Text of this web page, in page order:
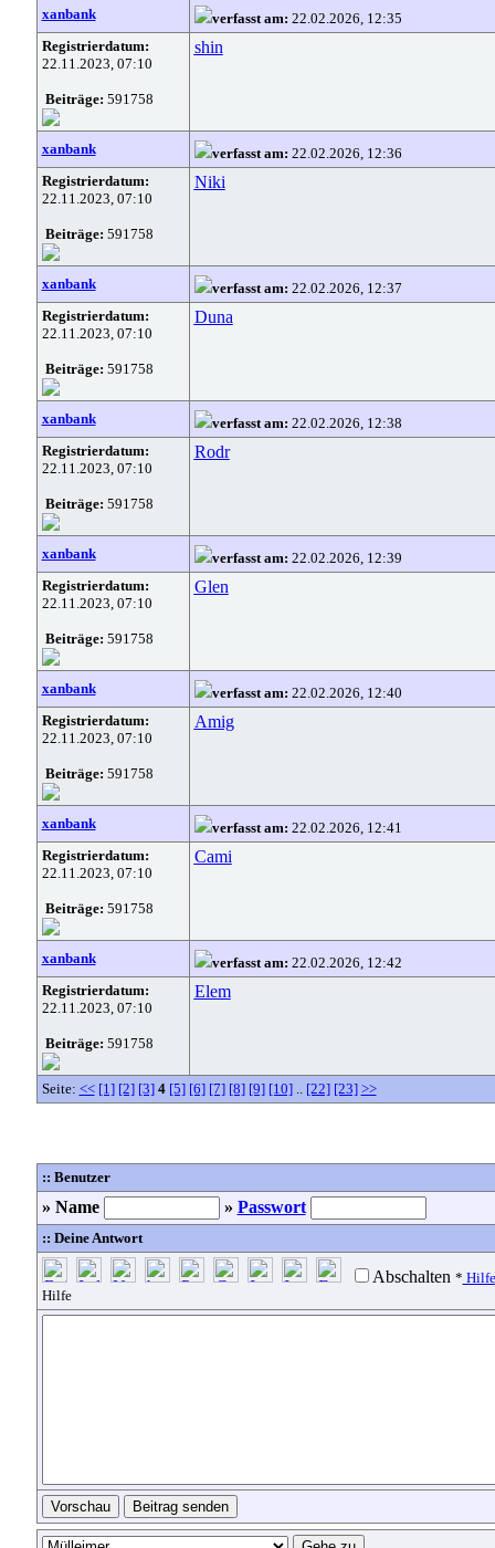
xanbank verfasst am: 22.02.2026, 12:35
Registrierdatum:
22.11.2023, 07:10
Beiträge: 591758
shin
xanbank verfasst am: 22.02.2026, 12:36
Registrierdatum:
22.11.2023, 07:10
Beiträge: 591758
Niki
xanbank verfasst am: 22.02.2026, 12:37
Registrierdatum:
22.11.2023, 07:10
Beiträge: 591758
Duna
xanbank verfasst am: 22.02.2026, 12:38
Registrierdatum:
22.11.2023, 07:10
Beiträge: 591758
Rodr
xanbank verfasst am: 22.02.2026, 12:39
Registrierdatum:
22.11.2023, 07:10
Beiträge: 591758
Glen
xanbank verfasst am: 22.02.2026, 12:40
Registrierdatum:
22.11.2023, 07:10
Beiträge: 591758
Amig
xanbank verfasst am: 22.02.2026, 12:41
Registrierdatum:
22.11.2023, 07:10
Beiträge: 591758
Cami
xanbank verfasst am: 22.02.2026, 12:42
Registrierdatum:
22.11.2023, 07:10
Beiträge: 591758
Elem
Seite: << [1] [2] [3] 4 [5] [6] [7] [8] [9] [10].. [22] [23] >>
:: Benutzer
» Name » Passwort
:: Deine Antwort
Abschalten * Hilfe
Hilfe